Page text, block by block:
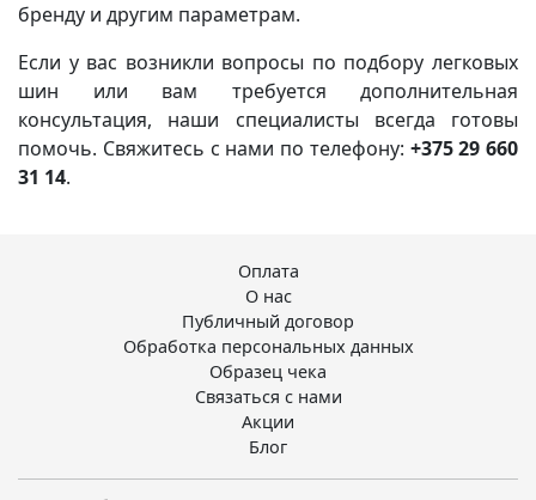
бренду и другим параметрам.
Если у вас возникли вопросы по подбору легковых
шин или вам требуется дополнительная
консультация, наши специалисты всегда готовы
помочь. Свяжитесь с нами по телефону: +375 29 660
31 14.
Оплата
О нас
Публичный договор
Обработка персональных данных
Образец чека
Связаться с нами
Акции
Блог